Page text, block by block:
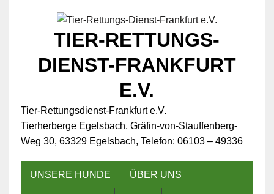
TIER-RETTUNGS-
DIENST-FRANKFURT
E.V.
Tier-Rettungsdienst-Frankfurt e.V.
Tierherberge Egelsbach, Gräfin-von-Stauffenberg-
Weg 30, 63329 Egelsbach, Telefon: 06103 – 49336
UNSERE HUNDE ÜBER UNS